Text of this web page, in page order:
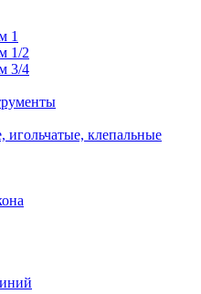
1
1/2
3/4
клепальные